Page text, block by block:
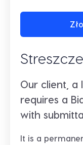
Our client, a
requires a
with
It is a